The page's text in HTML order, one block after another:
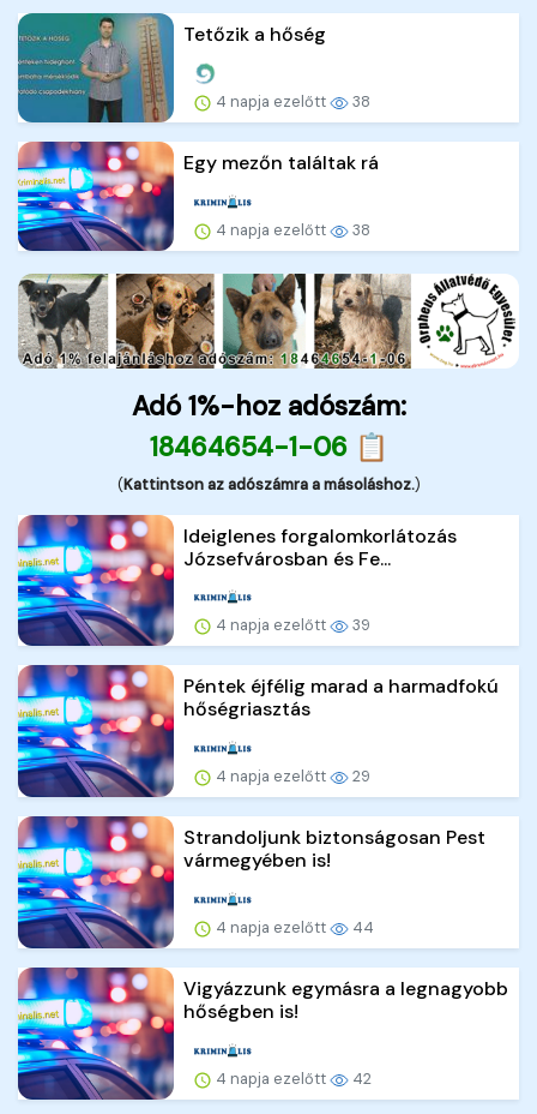
Tetőzik a hőség
4 napja ezelőtt 38
Egy mezőn találtak rá
4 napja ezelőtt 38
Adó 1%-hoz adószám:
18464654-1-06 📋
(Kattintson az adószámra a másoláshoz.)
Ideiglenes forgalomkorlátozás
Józsefvárosban és Fe...
4 napja ezelőtt 39
Péntek éjfélig marad a harmadfokú
hőségriasztás
4 napja ezelőtt 29
Strandoljunk biztonságosan Pest
vármegyében is!
4 napja ezelőtt 44
Vigyázzunk egymásra a legnagyobb
hőségben is!
4 napja ezelőtt 42